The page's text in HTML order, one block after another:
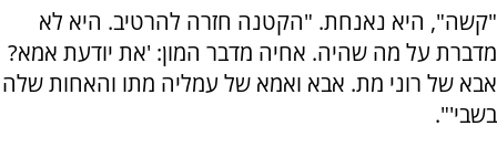
"קשה", היא נאנחת. "הקטנה חזרה להרטיב. היא לא
מדברת על מה שהיה. אחיה מדבר המון: 'את יודעת אמא?
אבא של רוני מת. אבא ואמא של עמליה מתו והאחות שלה
בשבי'".